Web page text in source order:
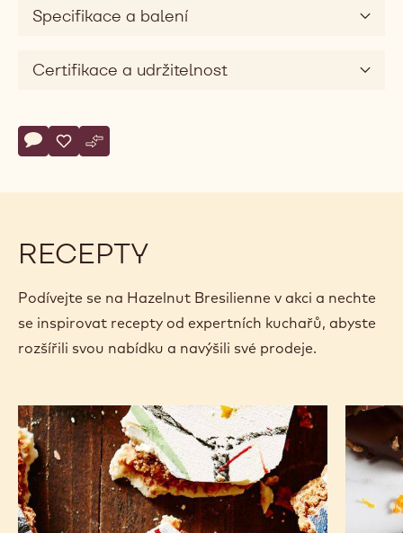
Specifikace a balení
Certifikace a udržitelnost
Actions
Napsat komentář
- Hazelnut Bresilienne
Uložit
- Hazelnut Bresilienne
Srovnat
- Hazelnut Bresilienne
RECEPTY
Podívejte se na Hazelnut Bresilienne v akci a nechte
se inspirovat recepty od expertních kuchařů, abyste
rozšířili svou nabídku a navýšili své prodeje.
Ořechy
prorážející
stěny
kakaový
perník